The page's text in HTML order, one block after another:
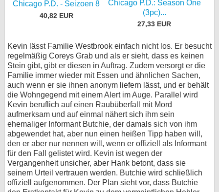
Chicago P.D. - Seizoen 8
40,82 EUR
Chicago P.D.: Season One
(3pc)...
27,33 EUR
Kevin lässt Familie Westbrook einfach nicht los. Er besucht
regelmäßig Coreys Grab und als er sieht, dass es keinen
Stein gibt, gibt er diesen in Auftrag. Zudem versorgt er die
Familie immer wieder mit Essen und ähnlichen Sachen,
auch wenn er sie ihnen anonym liefern lässt, und er behält
die Wohngegend mit einem Alert im Auge. Parallel wird
Kevin beruflich auf einen Raubüberfall mit Mord
aufmerksam und auf einmal nähert sich ihm sein
ehemaliger Informant Butchie, der damals sich von ihm
abgewendet hat, aber nun einen heißen Tipp haben will,
den er aber nur nennen will, wenn er offiziell als Informant
für den Fall gelistet wird. Kevin ist wegen der
Vergangenheit unsicher, aber Hank betont, dass sie
seinem Urteil vertrauen werden. Butchie wird schließlich
offiziell aufgenommen. Der Plan sieht vor, dass Butchie